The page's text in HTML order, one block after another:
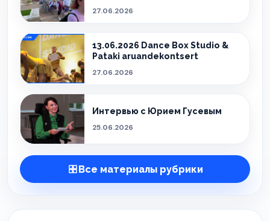
27.06.2026
13.06.2026 Dance Box Studio &
Pataki aruandekontsert
27.06.2026
Интервью с Юрием Гусевым
25.06.2026
Все материалы рубрики